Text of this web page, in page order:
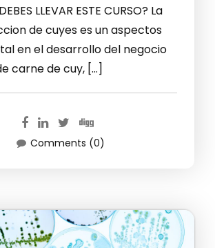
LLEVAR ESTE CURSO? La
de cuyes es un aspectos
en el desarrollo del negocio
carne de cuy, […]
Comments (0)